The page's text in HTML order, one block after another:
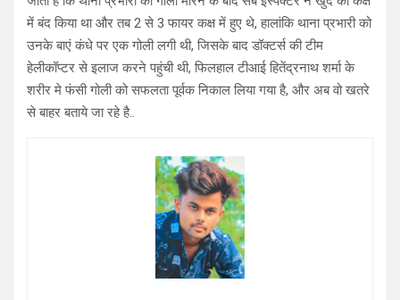
में बंद किया था और तब 2 से 3 फायर कक्ष में हुए थे, हालांकि थाना प्रभारी को
उनके बाएं कंधे पर एक गोली लगी थी, जिसके बाद डॉक्टर्स की टीम
हेलीकॉप्टर से इलाज करने पहुंची थी, फिलहाल टीआई हितेंद्रनाथ शर्मा के
शरीर मे फंसी गोली को सफलता पूर्वक निकाल लिया गया है, और अब वो खतरे
से बाहर बताये जा रहे है..